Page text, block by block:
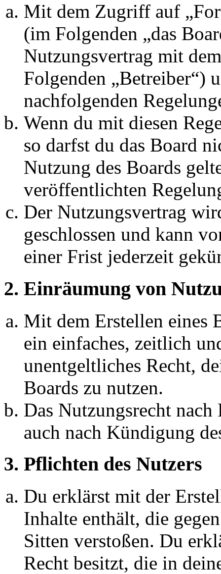
Mit dem Zugriff auf
(im Folgenden „das
Nutzungsvertrag mit
Folgenden „Betreiber“)
nachfolgenden
Wenn du mit diesen
so darfst du das Board
Nutzung des Boards
veröffentlichten
Der Nutzungsvertrag
geschlossen und kann
einer Frist jederzeit
2. Einräumung von
Mit dem Erstellen eines
ein einfaches, zeitlich
unentgeltliches Recht,
Boards zu nutzen.
Das Nutzungsrecht
auch nach Kündigung
3. Pflichten des Nutzers
Du erklärst mit der
Inhalte enthält, die
Sitten verstoßen. Du
Recht besitzt, die in